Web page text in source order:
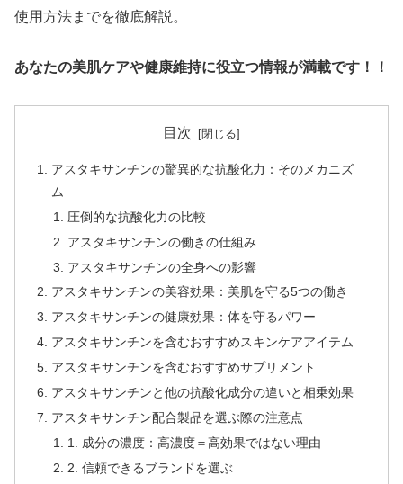
使用方法までを徹底解説。
あなたの美肌ケアや健康維持に役立つ情報が満載です！！
目次
アスタキサンチンの驚異的な抗酸化力：そのメカニズ
ム
圧倒的な抗酸化力の比較
アスタキサンチンの働きの仕組み
アスタキサンチンの全身への影響
アスタキサンチンの美容効果：美肌を守る5つの働き
アスタキサンチンの健康効果：体を守るパワー
アスタキサンチンを含むおすすめスキンケアアイテム
アスタキサンチンを含むおすすめサプリメント
アスタキサンチンと他の抗酸化成分の違いと相乗効果
アスタキサンチン配合製品を選ぶ際の注意点
1. 成分の濃度：高濃度＝高効果ではない理由
2. 信頼できるブランドを選ぶ